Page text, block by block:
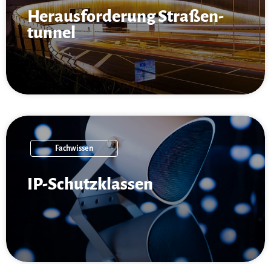
Heraus­forderung Straßen­
tunnel
Fachwissen
IP-Schutz­klassen